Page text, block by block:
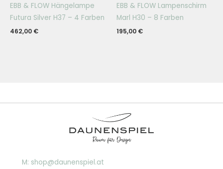
EBB & FLOW Hängelampe
Futura Silver H37 – 4 Farben
462,00 €
EBB & FLOW Lampenschirm
Marl H30 – 8 Farben
195,00 €
M: shop@daunenspiel.at